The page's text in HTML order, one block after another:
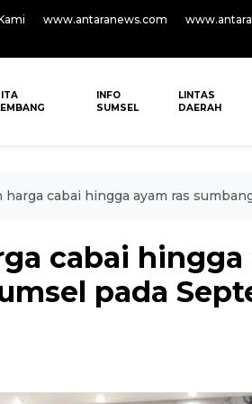
www.antaranews.com
INFO
SUMSEL
LINTAS
DAERAH
harga cabai hingga ayam ras
cabai hingga
pada